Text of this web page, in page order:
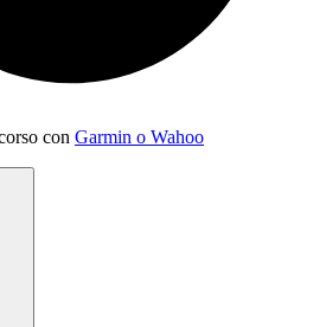
con Garmin o Wahoo